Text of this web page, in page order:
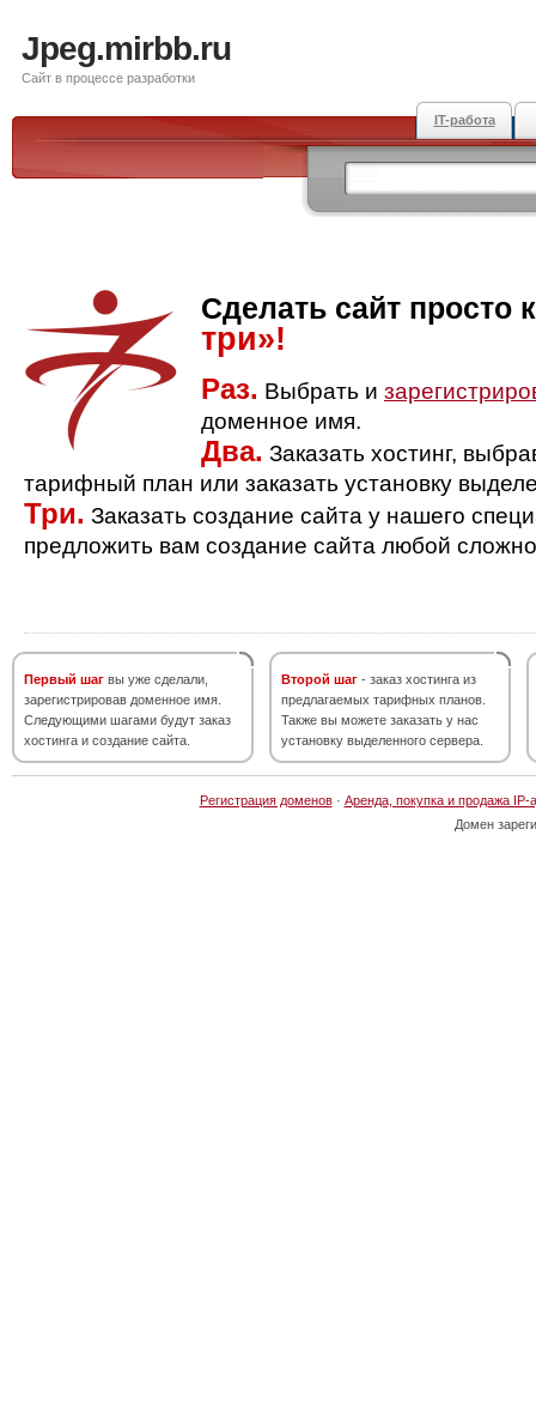
Jpeg.mirbb.ru
Сайт в процессе разработки
IT-работа
Сделать сайт просто
три»!
Раз. Выбрать и
доменное имя.
Два. Заказать хостинг,
тарифный план или заказать установку
Три. Заказать создание сайта у нашего
предложить вам создание сайта любой
Первый шаг вы уже сделали,
зарегистрировав доменное имя.
Следующими шагами будут заказ
хостинга и создание сайта.
Второй шаг - заказ хостинга из
предлагаемых тарифных планов.
Также вы можете заказать у нас
установку выделенного сервера.
Регистрация доменов· Аренда, покупка и продажа IP-
Домен